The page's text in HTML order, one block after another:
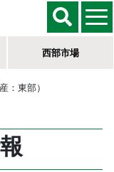
西部市場
東部）